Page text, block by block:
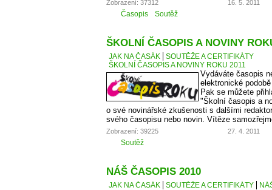
Zobrazení: 37312 16. 5. 2011
Časopis Soutěž
ŠKOLNÍ ČASOPIS A NOVINY
JAK NA ČASÁK
SOUTĚŽE A CERTIFIKÁTY
ŠKOLNÍ ČASOPIS A NOVINY ROKU 2011
Vydáváte časopis
elektronické
Pak se můžete
"Školní časopis a
o své novinářské zkušenosti s dalšími
svého časopisu nebo novin. Vítěze
Zobrazení: 39225 27. 4. 2011
Soutěž
NÁŠ ČASOPIS 2010
JAK NA ČASÁK SOUTĚŽE A CERTIFIKÁTY